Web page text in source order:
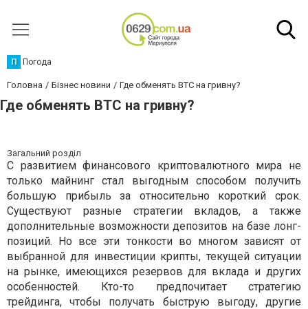
П Погода
Головна Бізнес новини Где обменять BTC на гривну?
Где обменять BTC на гривну?
Загальний розділ
С развитием финансового криптовалютного мира не
только майнинг стал выгодным способом получить
большую прибыль за относительно короткий срок.
Существуют разные стратегии вкладов, а также
дополнительные возможности депозитов на базе лонг-
позиций. Но все эти тонкости во многом зависят от
выбранной для инвестиции крипты, текущей ситуации
на рынке, имеющихся резервов для вклада и других
особенностей. Кто-то предпочитает стратегию
трейдинга, чтобы получать быструю выгоду, другие